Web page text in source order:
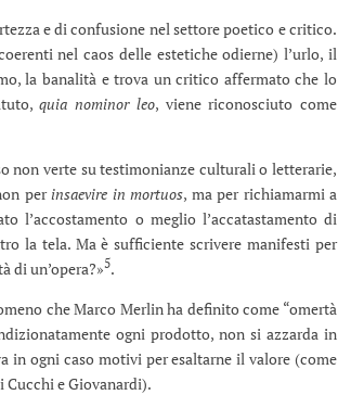
e di confusione nel settore poetico e critico.
nel caos delle estetiche odierne) l’urlo, il
la banalità e trova un critico affermato che lo
quia nominor leo, viene riconosciuto come
non verte su testimonianze culturali o letterarie,
perinsaevire in mortuos, ma per richiamarmi a
l’accostamento o meglio l’accatastamento di
la tela. Ma è sufficiente scrivere manifesti per
di un’opera?»5.
che Marco Merlin ha definito come “omertà
ogni prodotto, non si azzarda in
in ogni caso motivi per esaltarne il valore (come
Cucchi e Giovanardi).